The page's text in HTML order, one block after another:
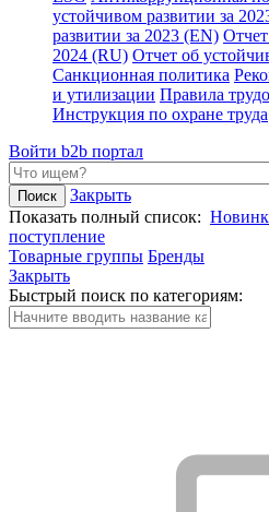
устойчивом развитии за
развитии за 2023 (EN)
2024 (RU) Отчет об
Санкционная политика
и утилизации Правила
Инструкция по охране труда
Войти b2b портал
Закрыть
Показать полный список:
поступление
Товарные группы Бренды
Закрыть
Быстрый поиск по категориям: